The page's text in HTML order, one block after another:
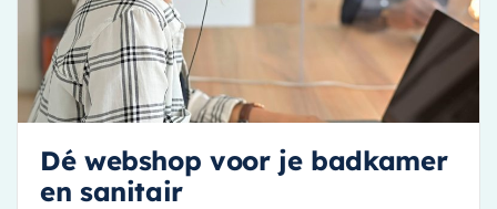
Dé webshop voor je badkamer
en sanitair